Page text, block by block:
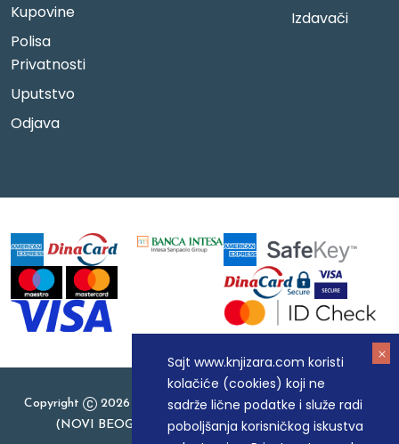
Sajt www.knjizara.com koristi
kolačiće (cookies) koji ne
sadrže lične podatke i služe radi
poboljšanja korisničkog iskustva
Kupovine
Polisa
Privatnosti
Uputstvo
Odjava
Izdavači
Copyright
2026 Knjizara.com - MAKART DOO BEOGRAD
(NOVI BEOGRAD), PIB: 105184104, MB: 20337524